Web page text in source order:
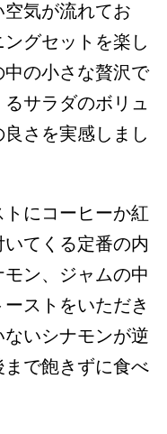
気が流れてお
グセットを楽し
の小さな贅沢で
サラダのボリュ
さを実感しまし
にコーヒーか紅
てくる定番の内
ン、ジャムの中
ストをいただき
いシナモンが逆
で飽きずに食べ